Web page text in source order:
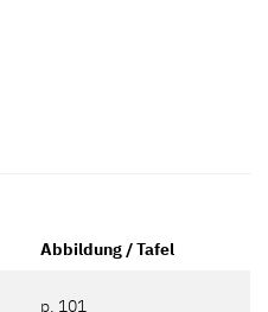
Abbildung / Tafel
p. 101